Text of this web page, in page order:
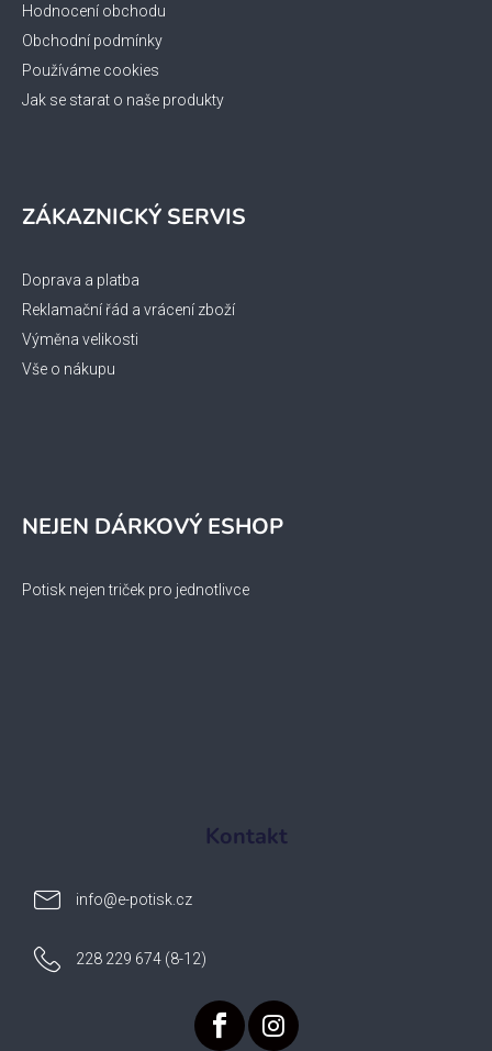
Hodnocení obchodu
Obchodní podmínky
Používáme cookies
Jak se starat o naše produkty
ZÁKAZNICKÝ SERVIS
Doprava a platba
Reklamační řád a vrácení zboží
Výměna velikosti
Vše o nákupu
NEJEN DÁRKOVÝ ESHOP
Potisk nejen triček pro jednotlivce
Kontakt
info@e-potisk.cz
228 229 674 (8-12)